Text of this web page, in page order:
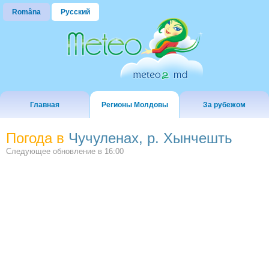
Româna Русский
Главная Регионы Молдовы За рубежом
Погода в Чучуленах, р. Хынчешть
Следующее обновление в 16:00